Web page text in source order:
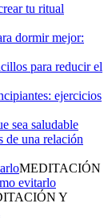
dormir mejor:
ejercicios
de una relación
MEDITACIÓN
evitarlo
Y